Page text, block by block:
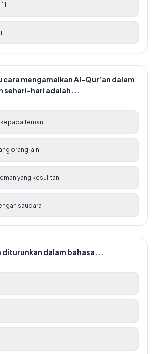
cara mengamalkan Al-Qur’an dalam
sehari-hari adalah...
teman
orang lain
yang kesulitan
saudara
diturunkan dalam bahasa...